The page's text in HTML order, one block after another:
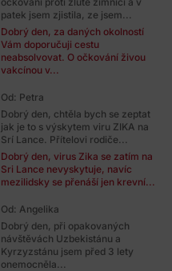
patek jsem zjistila, ze jsem...
Dobrý den, za daných okolností
Vám doporučuji cestu
neabsolvovat. O očkování živou
vakcínou v...
Od: Petra
Dobrý den, chtěla bych se zeptat
jak je to s výskytem viru ZIKA na
Srí Lance. Přítelovi rodiče...
Dobrý den, virus Zika se zatím na
Sri Lance nevyskytuje, navíc
mezilidsky se přenáší jen krevní...
Od: Angelika
Dobrý den, při opakovaných
návštěvách Uzbekistánu a
Kyrzyzstánu jsem před 3 lety
onemocněla...